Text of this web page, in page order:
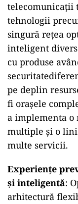
telecomunicații
tehnologii
singură rețea
inteligent
cu produse
pe deplin
fi orașele
a implementa o
multiple și o
multe servicii.
Experiențe
și inteligentă:
arhitectură